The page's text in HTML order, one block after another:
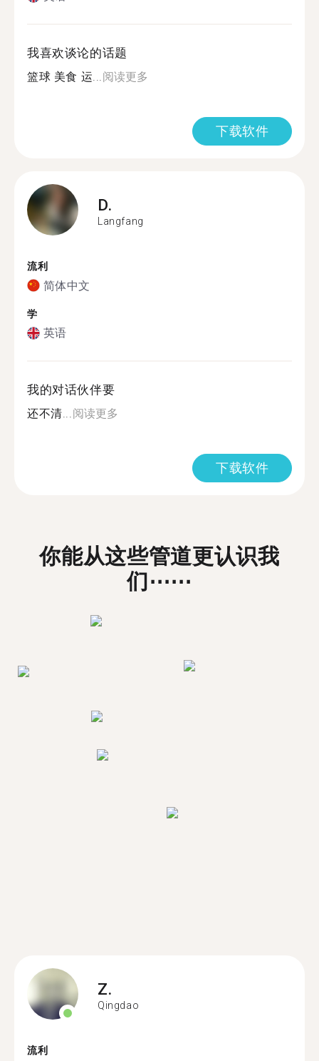
我喜欢谈论的话题
篮球 美食 运...阅读更多
下载软件
D.
Langfang
流利
简体中文
学
英语
我的对话伙伴要
还不清...阅读更多
下载软件
你能从这些管道更认识我
们⋯⋯
Z.
Qingdao
流利